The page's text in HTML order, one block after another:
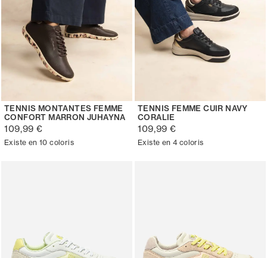
TENNIS MONTANTES FEMME
CONFORT MARRON JUHAYNA
109,99 €
Existe en 10 coloris
TENNIS FEMME CUIR NAVY
CORALIE
109,99 €
Existe en 4 coloris